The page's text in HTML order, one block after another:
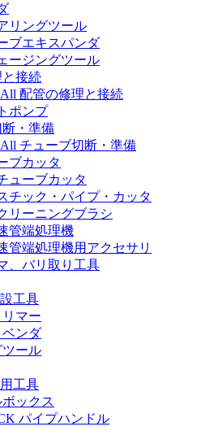
リングツール
ブエキスパンダ
ージングツール
接続
配管の修理と接続
ポンプ
・準備
チューブ切断・準備
ブカッタ
ューブカッタ
チック・パイプ・カッタ
リーニングブラシ
管端処理機
管端処理機用アクセサリ
、バリ取り工具
工具
マー
ベンダ
ール
工具
ックス
パイプハンドル